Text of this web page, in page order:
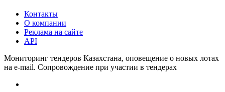
Контакты
О компании
Реклама на сайте
API
Мониторинг тендеров Казахстана, оповещение о новых лотах
на e-mail. Сопровождение при участии в тендерах